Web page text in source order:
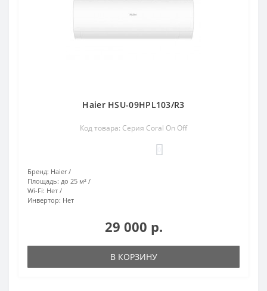
Haier HSU-09HPL103/R3
Код товара: Серия Coral On Off
Бренд: Haier
Площадь: до 25 м²
Wi-Fi: Нет
Инвертор: Нет
29 000 р.
В КОРЗИНУ